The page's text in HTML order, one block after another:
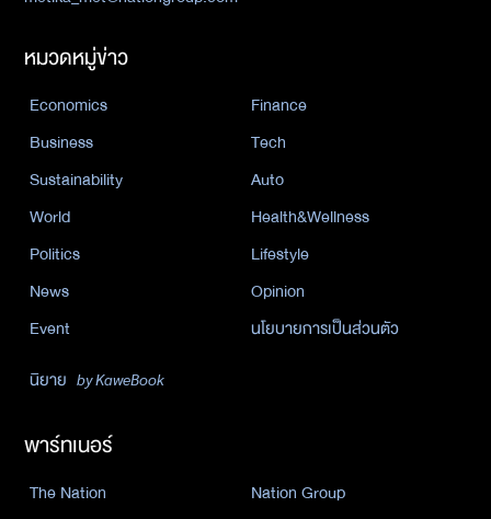
หมวดหมู่ข่าว
Economics
Finance
Business
Tech
Sustainability
Auto
World
Health&Wellness
Politics
Lifestyle
News
Opinion
Event
นโยบายการเป็นส่วนตัว
นิยาย by KaweBook
พาร์ทเนอร์
The Nation
Nation Group